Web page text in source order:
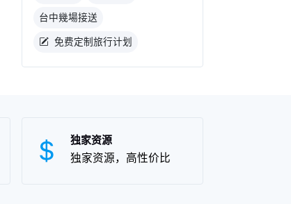
台中幾場接送
免费定制旅行计划
独家资源
独家资源，高性价比